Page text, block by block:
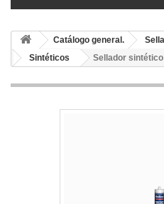
Catálogo general.
Sintéticos
Sellador sintético